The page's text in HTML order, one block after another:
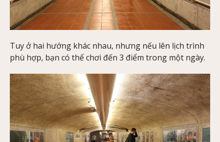
Tuy ở hai hướng khác nhau, nhưng nếu lên lịch trình
phù hợp, bạn có thể chơi đến 3 điểm trong một ngày.